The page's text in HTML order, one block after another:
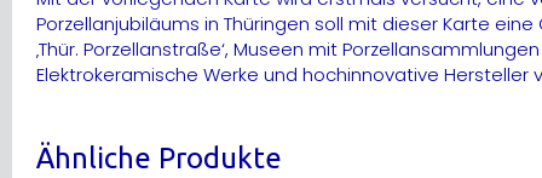
Porzellanjubiläums in Thüringen soll mit dieser Karte
‚Thür. Porzellanstraße‘, Museen mit
Elektrokeramische Werke und hochinnovative Hersteller
Ähnliche Produkte